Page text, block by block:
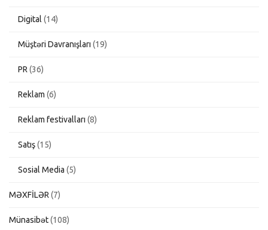
Digital (14)
Müştəri Davranışları (19)
PR (36)
Reklam (6)
Reklam festivalları (8)
Satış(15)
Sosial Media (5)
MƏXFİLƏR (7)
Münasibət(108)